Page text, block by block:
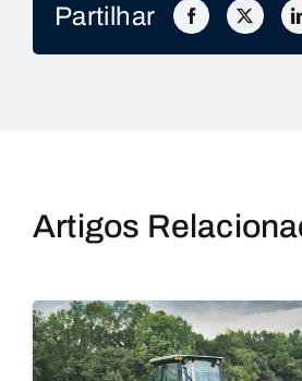
Partilhar
Artigos